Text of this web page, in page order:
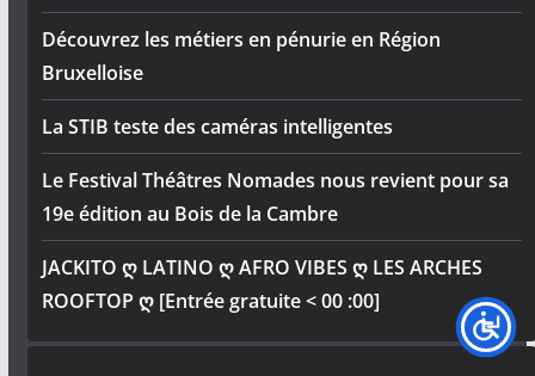
Découvrez les métiers en pénurie en Région
Bruxelloise
La STIB teste des caméras intelligentes
Le Festival Théâtres Nomades nous revient pour sa
19e édition au Bois de la Cambre
JACKITO ღ LATINO ღ AFRO VIBES ღ LES ARCHES
ROOFTOP ღ [Entrée gratuite < 00 :00]